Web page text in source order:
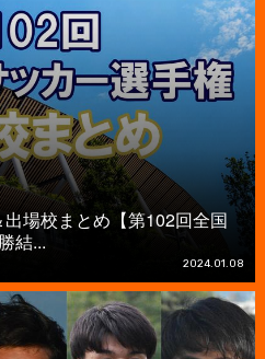
場校まとめ【第102回全国
結...
2024.01.08